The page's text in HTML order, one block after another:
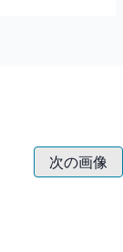
次の画像